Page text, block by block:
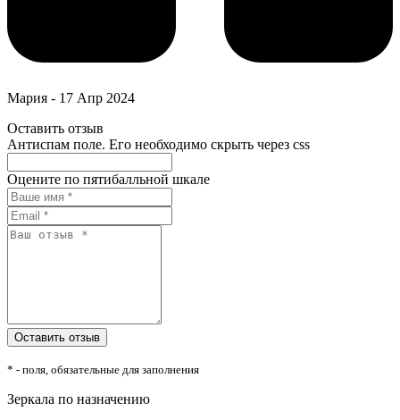
Мария - 17 Апр 2024
Оставить отзыв
Антиспам поле. Его необходимо скрыть через css
Оцените по пятибалльной шкале
* - поля, обязательные для заполнения
Зеркала по назначению